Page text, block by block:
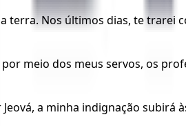
terra. Nos últimos dias, te
por meio dos meus servos, os
a minha indignação subirá